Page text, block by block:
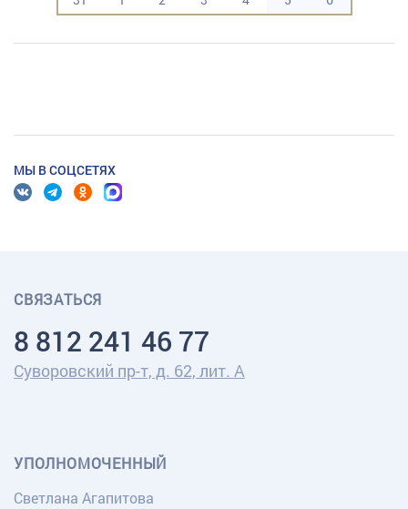
МЫ В СОЦСЕТЯХ
СВЯЗАТЬСЯ
8 812 241 46 77
Суворовский пр-т, д. 62, лит. А
УПОЛНОМОЧЕННЫЙ
Светлана Агапитова